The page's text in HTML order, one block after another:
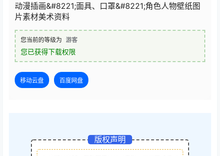
动漫插画&#8221;面具、口罩&#8221;角色人物壁纸图
片素材美术资料
您当前的等级为 游客
您已获得下载权限
移动云盘 百度网盘
版权声明